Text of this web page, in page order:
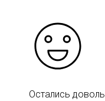
Остались